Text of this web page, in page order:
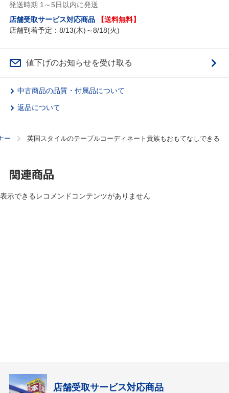
発送時期 1～5日以内に発送
店舗受取サービス対応商品
【送料無料】
店舗到着予定：8/13(木)～8/18(火)
値下げのお知らせを受け取る
中古商品の品質・付属品について
返品について
ー 英国スタイルのテーブルコーディネート貴族もおもてなしできる
関連商品
表示できるレコメンドコンテンツがありません
店舗受取サービス対応商品